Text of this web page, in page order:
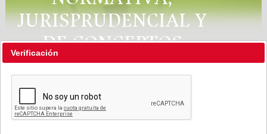
JURISPRUDENCIAL Y
DE CONCEPTOS
"RÉGIMEN LEGAL"
Verificación